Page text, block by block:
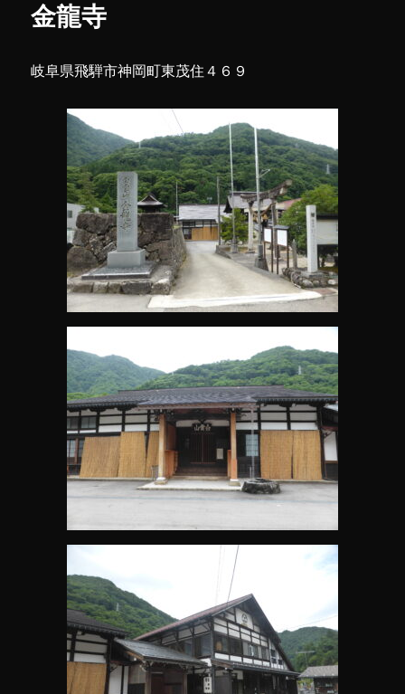
金龍寺
岐阜県飛騨市神岡町東茂住４６９